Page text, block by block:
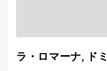
ラ・ロマーナ, ド